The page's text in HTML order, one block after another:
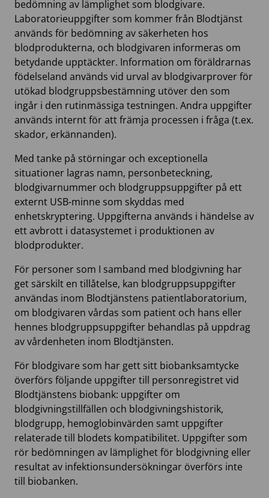
bedömning av lämplighet som blodgivare.
Laboratorieuppgifter som kommer från Blodtjänst
används för bedömning av säkerheten hos
blodprodukterna, och blodgivaren informeras om
betydande upptäckter. Information om föräldrarnas
födelseland används vid urval av blodgivarprover för
utökad blodgruppsbestämning utöver den som
ingår i den rutinmässiga testningen. Andra uppgifter
används internt för att främja processen i fråga (t.ex.
skador, erkännanden).
Med tanke på störningar och exceptionella
situationer lagras namn, personbeteckning,
blodgivarnummer och blodgruppsuppgifter på ett
externt USB-minne som skyddas med
enhetskryptering. Uppgifterna används i händelse av
ett avbrott i datasystemet i produktionen av
blodprodukter.
För personer som I samband med blodgivning har
get särskilt en tillåtelse, kan blodgruppsuppgifter
användas inom Blodtjänstens patientlaboratorium,
om blodgivaren vårdas som patient och hans eller
hennes blodgruppsuppgifter behandlas på uppdrag
av vårdenheten inom Blodtjänsten.
För blodgivare som har gett sitt biobanksamtycke
överförs följande uppgifter till personregistret vid
Blodtjänstens biobank: uppgifter om
blodgivningstillfällen och blodgivningshistorik,
blodgrupp, hemoglobinvärden samt uppgifter
relaterade till blodets kompatibilitet. Uppgifter som
rör bedömningen av lämplighet för blodgivning eller
resultat av infektionsundersökningar överförs inte
till biobanken.